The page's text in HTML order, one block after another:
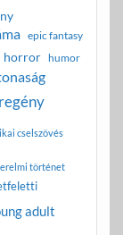
epic fantasy
horror humor
cselszövés
történet
adult